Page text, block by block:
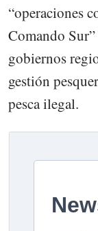
“operaciones
Comando
gobiernos
gestión
pesca ilegal.